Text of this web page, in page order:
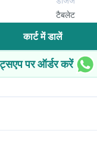
टैबलेट
कार्ट में डालें
पर ऑर्डर करें